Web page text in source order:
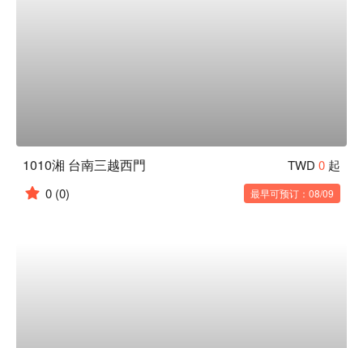
1010湘 台南三越西門 TWD 0 起
0 (0) 最早可预订：08/09